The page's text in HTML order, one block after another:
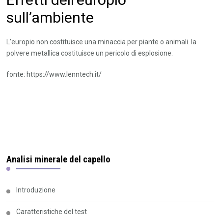
sull’ambiente
L’europio non costituisce una minaccia per piante o animali. la
polvere metallica costituisce un pericolo di esplosione.
fonte: https://www.lenntech.it/
Analisi minerale del capello
Introduzione
Caratteristiche del test